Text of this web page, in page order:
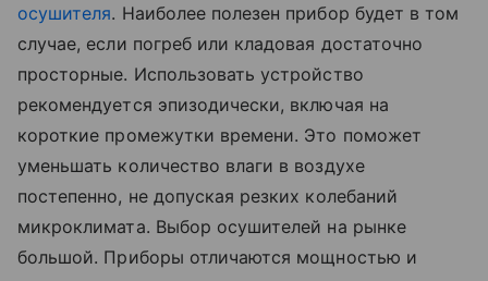
осушителя. Наиболее полезен прибор будет в том
случае, если погреб или кладовая достаточно
просторные. Использовать устройство
рекомендуется эпизодически, включая на
короткие промежутки времени. Это поможет
уменьшать количество влаги в воздухе
постепенно, не допуская резких колебаний
микроклимата. Выбор осушителей на рынке
большой. Приборы отличаются мощностью и